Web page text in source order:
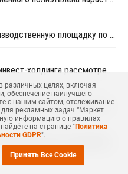
"Теплолюкс" открыл новую производственную площадку по выпуску инженерных систем
В Ростовской области планируют создать кластеры по углехимии и переработке полимеров
различных целях, включая
обеспечение наилучшего
с нашим сайтом, отслеживание
рекламных задач “Маркет
информацию о правилах
на странице "Политика
GDPR".
Принять Все Cookie